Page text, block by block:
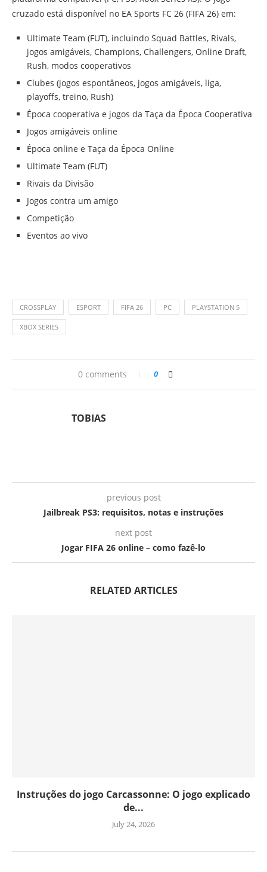
cruzado está disponível no EA Sports FC 26 (FIFA 26) em:
Ultimate Team (FUT), incluindo Squad Battles, Rivals,
jogos amigáveis, Champions, Challengers, Online Draft,
Rush, modos cooperativos
Clubes (jogos espontâneos, jogos amigáveis, liga,
playoffs, treino, Rush)
Época cooperativa e jogos da Taça da Época Cooperativa
Jogos amigáveis online
Época online e Taça da Época Online
Ultimate Team (FUT)
Rivais da Divisão
Jogos contra um amigo
Competição
Eventos ao vivo
CROSSPLAY ESPORT FIFA 26 PC PLAYSTATION 5
XBOX SERIES
0 comments 0
TOBIAS
previous post
Jailbreak PS3: requisitos, notas e instruções
next post
Jogar FIFA 26 online – como fazê-lo
RELATED ARTICLES
Instruções do jogo Carcassonne: O jogo explicado
de...
July 24, 2026